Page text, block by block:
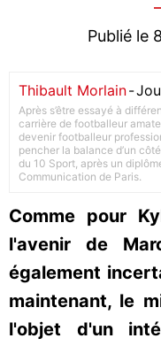
Publié le
Thibault Morlain-
Après s’être essayé à
carrière de footballeur
devenir footballeur
pencher la balance d’un
du 10 Sport, après un
Communication de Paris.
Comme pour
l'avenir de
également
maintenant, le
l'objet d'un